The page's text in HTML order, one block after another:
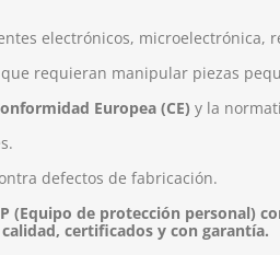
electrónicos,
requieran manipular piezas
Europea (CE) y la
defectos de fabricación.
(Equipo de protección personal)
certificados y con garantía.